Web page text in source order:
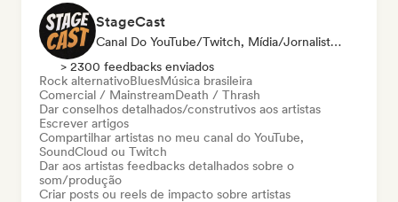
StageCast
Canal Do YouTube/Twitch, Mídia/Jornalista, Mentor, Influenciador, Especialista Em Som
> 2300 feedbacks enviados
Rock alternativoBluesMúsica brasileira
Comercial / MainstreamDeath / Thrash
Dar conselhos detalhados/construtivos aos artistas
Escrever artigos
Compartilhar artistas no meu canal do YouTube,
SoundCloud ou Twitch
Dar aos artistas feedbacks detalhados sobre o
som/produção
Criar posts ou reels de impacto sobre artistas